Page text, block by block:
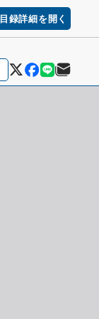
目録詳細を開く